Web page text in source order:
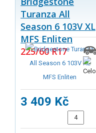
Turanza All
Season 6 103V XL
MFS Enliten
225/60 R17
3 409 Kč